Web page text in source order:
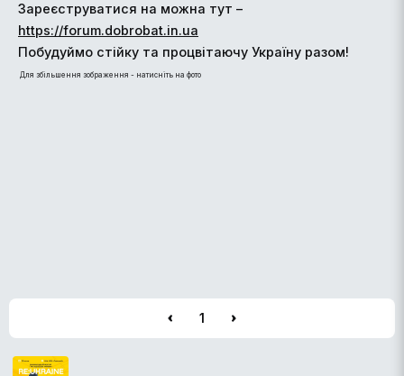
Зареєструватися на можна тут –
https://forum.dobrobat.in.ua
Побудуймо стійку та процвітаючу Україну разом!
Для збільшення зображення - натисніть на фото
1